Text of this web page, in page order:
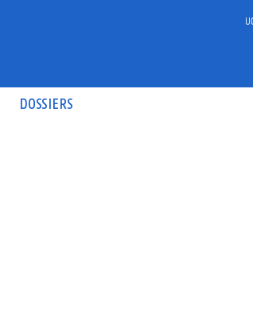
DOSSIERS